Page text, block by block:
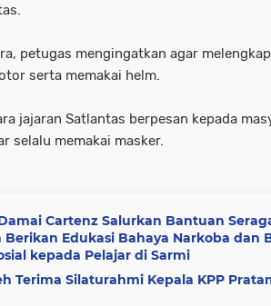
petugas mengingatkan agar
serta memakai helm.
jajaran Satlantas berpesan kepada
selalu memakai masker.
Cartenz Salurkan Bantuan
Berikan Edukasi Bahaya Narkoba dan
kepada Pelajar di Sarmi
Terima Silaturahmi Kepala KPP